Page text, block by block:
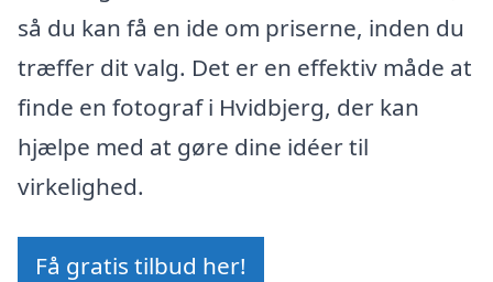
så du kan få en ide om priserne, inden du
træffer dit valg. Det er en effektiv måde at
finde en fotograf i Hvidbjerg, der kan
hjælpe med at gøre dine idéer til
virkelighed.
Få gratis tilbud her!